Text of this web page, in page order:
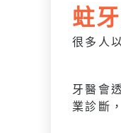
蛀
很多人
牙醫會
業診斷